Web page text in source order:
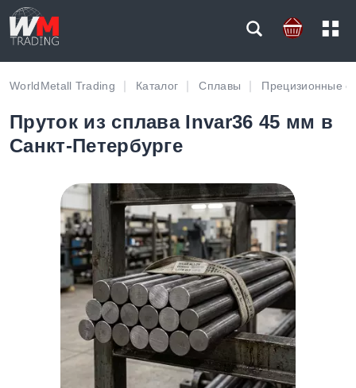
WorldMetall Trading Каталог Сплавы Прецизионные
Пруток из сплава Invar36 45 мм в
Санкт-Петербурге